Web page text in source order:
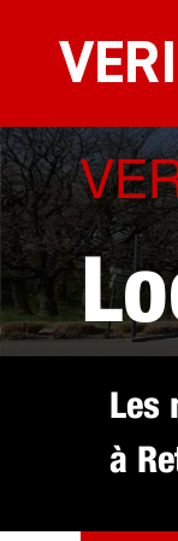
contenu
Les
à